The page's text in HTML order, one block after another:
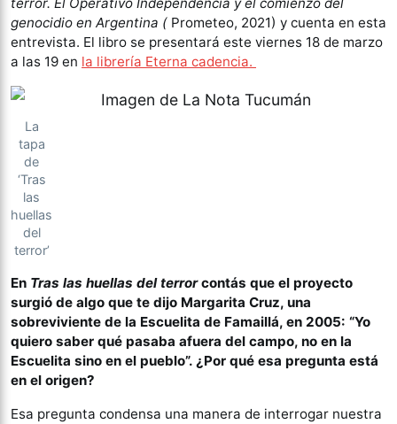
genocidio en Argentina ( Prometeo, 2021) y cuenta en esta
entrevista. El libro se presentará este viernes 18 de marzo
a las 19 en la librería Eterna cadencia.
La
tapa
de
‘Tras
las
huellas
del
terror’
En Tras las huellas del terrorcontás que el proyecto
surgió de algo que te dijo Margarita Cruz, una
sobreviviente de la Escuelita de Famaillá, en 2005: “Yo
quiero saber qué pasaba afuera del campo, no en la
Escuelita sino en el pueblo”. ¿Por qué esa pregunta está
en el origen?
Esa pregunta condensa una manera de interrogar nuestra